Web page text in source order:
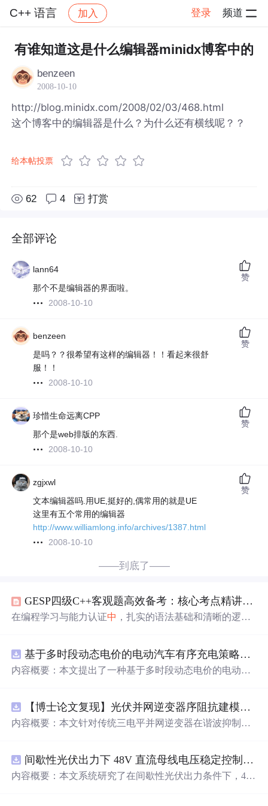
C++ 语言 加入 登录 频道
社区 C++ 语言 帖子详情
有谁知道这是什么编辑器minidx博客中的
benzeen
2008-10-10
http://blog.minidx.com/2008/02/03/468.html
这个博客中的编辑器是什么？为什么还有横线呢？？
给本帖投票
62 4 打赏
全部评论
lann64
那个不是编辑器的界面啦。
2008-10-10
赞
benzeen
是吗？？很希望有这样的编辑器！！看起来很舒
服！！
2008-10-10
赞
珍惜生命远离CPP
那个是web排版的东西.
2008-10-10
赞
zgjxwl
文本编辑器吗.用UE,挺好的,偶常用的就是UE
这里有五个常用的编辑器
http://www.williamlong.info/archives/1387.html
2008-10-10
赞
——到底了——
GESP四级C++客观题高效备考：核心考点精讲与实战验证
在编程学习与能力认证中 ，扎实的语法基础和清晰的逻辑
者必须跨越的门槛。理解变量作用域、参数传递机制、递
归调用栈等核心概念，不仅能提升代码的健壮性，更是应
误。在诸如CCF GESP这类编程等级认证的客观题环节，
上述能力尤为重要。本文聚焦于GESP四级C++客观题的专
项突破，针对网络热议的备考难点，如递归调用栈分析
基于多时段动态电价的电动汽车有序充电策略优化（Matlab代码实现）
内容概要：本文提出了一种基于多时段动态电价的电动汽
充电对电网造成的峰谷负荷压力，通过设计科学的多时段
动态电价机制，引导用户在电网负荷低谷时段充电，从而
成本最低化为双重目标的优化模型，结合实际用电数据开
展仿真分析，结果表明该策略能显著降低电网峰谷差，提
高电力系统的经济性与运行效率。该资源属于“博士论文复
【博士论文复现】光伏并网逆变器序阻抗建模、扫频辨识与弱电网交互稳定性分析【阻抗建模、验证扫频法】（Matlab代码、Simulink仿真实现）
内容概要：本文针对传统三电平并网逆变器在谐波抑制、
略。通过融合双极性倍频脉宽调制（DPWMA）、正负序
分离锁相技术与电网电压前馈控制，构建“精准同步-扰动
间歇性光伏出力下 48V 直流母线电压稳定控制及储能双向充放电闭环调控体系研究（Simulink仿真实现）
内容概要：本文系统研究了在间歇性光伏出力条件下，48